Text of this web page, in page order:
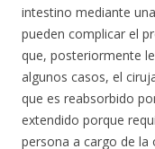
intestino mediante
pueden complicar el
que, posteriormente
algunos casos, el
que es reabsorbido
extendido porque
persona a cargo de la